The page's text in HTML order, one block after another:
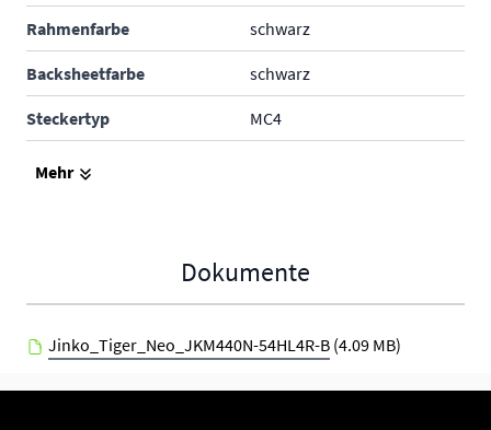
Rahmenfarbe schwarz
Backsheetfarbe schwarz
Steckertyp MC4
Produktgarantie
Mehr
Dokumente
Jinko_Tiger_Neo_JKM440N-54HL4R-B (4.09 MB)